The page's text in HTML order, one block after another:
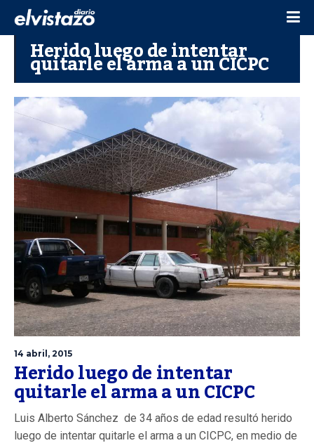
Herido luego de intentar
quitarle el arma a un CICPC
14 abril, 2015
Herido luego de intentar
quitarle el arma a un CICPC
Luis Alberto Sánchez de 34 años de edad resultó herido
luego de intentar quitarle el arma a un CICPC, en medio de